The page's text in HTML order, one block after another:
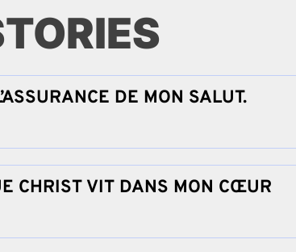
DE MON SALUT.
CHRIST VIT DANS MON CŒUR